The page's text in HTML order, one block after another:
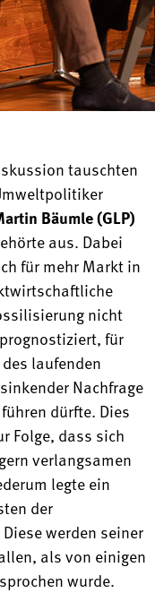
tauschten
Bäumle (GLP)
aus. Dabei
für mehr Markt in
nicht
für
laufenden
Nachfrage
dürfte. Dies
Folge, dass sich
verlangsamen
legte ein
der
werden seiner
als von einigen
wurde.